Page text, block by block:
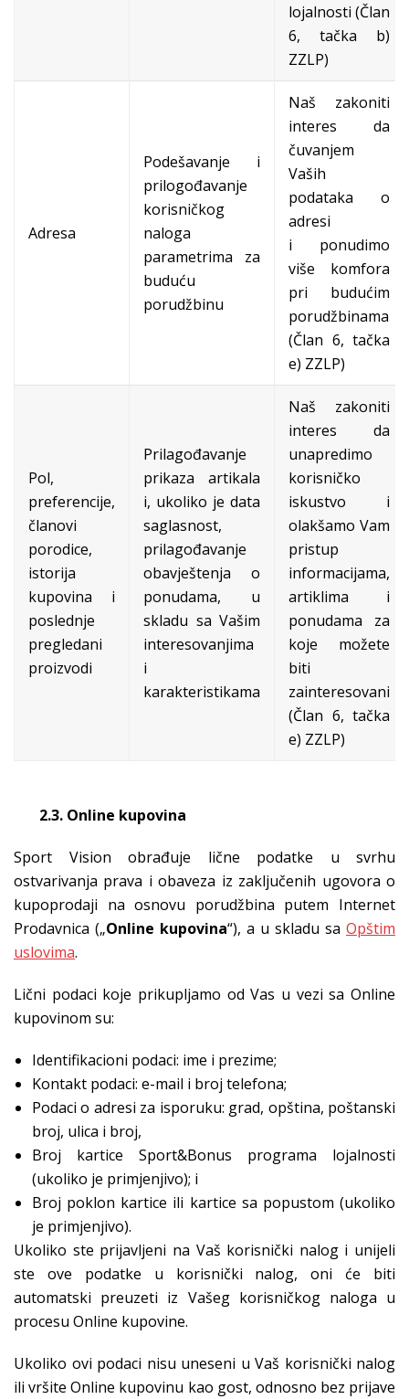
lojalnosti (Član
6, tačka b)
ZZLP)
Adresa
Podešavanje i
prilogođavanje
korisničkog
naloga
parametrima za
buduću
porudžbinu
Naš zakoniti
interes da
čuvanjem
Vaših
podataka o
adresi
i ponudimo
više komfora
pri budućim
porudžbinama
(Član 6, tačka
e) ZZLP)
Pol,
preferencije,
članovi
porodice,
istorija
kupovina i
poslednje
pregledani
proizvodi
Prilagođavanje
prikaza artikala
i, ukoliko je data
saglasnost,
prilagođavanje
obavještenja o
ponudama, u
skladu sa Vašim
interesovanjima
i
karakteristikama
Naš zakoniti
interes da
unapredimo
korisničko
iskustvo i
olakšamo Vam
pristup
informacijama,
artiklima i
ponudama za
koje možete
biti
zainteresovani
(Član 6, tačka
e) ZZLP)
2.3. Online kupovina
Sport Vision obrađuje lične podatke u svrhu
ostvarivanja prava i obaveza iz zaključenih ugovora o
kupoprodaji na osnovu porudžbina putem Internet
Prodavnica („Online kupovina“), a u skladu sa Opštim
uslovima.
Lični podaci koje prikupljamo od Vas u vezi sa Online
kupovinom su:
Identifikacioni podaci: ime i prezime;
Kontakt podaci: e-mail i broj telefona;
Podaci o adresi za isporuku: grad, opština, poštanski
broj, ulica i broj,
Broj kartice Sport&Bonus programa lojalnosti
(ukoliko je primjenjivo); i
Broj poklon kartice ili kartice sa popustom (ukoliko
je primjenjivo).
Ukoliko ste prijavljeni na Vaš korisnički nalog i unijeli
ste ove podatke u korisnički nalog, oni će biti
automatski preuzeti iz Vašeg korisničkog naloga u
procesu Online kupovine.
Ukoliko ovi podaci nisu uneseni u Vaš korisnički nalog
ili vršite Online kupovinu kao gost, odnosno bez prijave